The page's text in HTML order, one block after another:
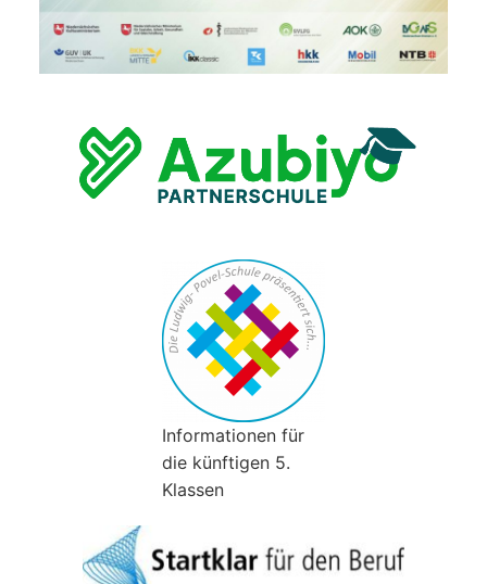
Informationen für
die künftigen 5.
Klassen